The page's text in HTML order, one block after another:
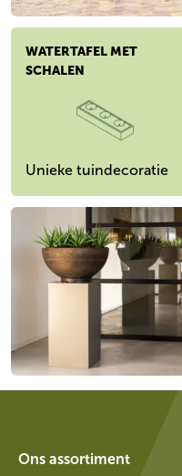
WATERTAFEL MET
SCHALEN
Unieke tuindecoratie
Ons assortiment